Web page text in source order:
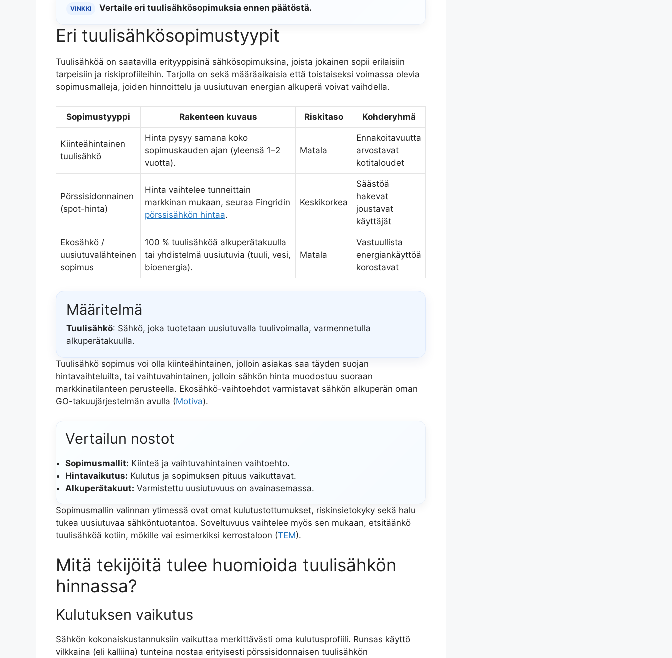
VINKKI Vertaile eri tuulisähkösopimuksia ennen päätöstä.
Eri tuulisähkösopimustyypit
Tuulisähköä on saatavilla erityyppisinä sähkösopimuksina, joista jokainen sopii erilaisiin
tarpeisiin ja riskiprofiileihin. Tarjolla on sekä määräaikaisia että toistaiseksi voimassa olevia
sopimusmalleja, joiden hinnoittelu ja uusiutuvan energian alkuperä voivat vaihdella.
Sopimustyyppi Rakenteen kuvaus Riskitaso Kohderyhmä
Kiinteähintainen
tuulisähkö
Hinta pysyy samana koko
sopimuskauden ajan (yleensä 1–2
vuotta).
Matala
Ennakoitavuutta
arvostavat
kotitaloudet
Pörssisidonnainen
(spot-hinta)
Hinta vaihtelee tunneittain
markkinan mukaan, seuraa Fingridin
pörssisähkön hintaa.
Keskikorkea
Säästöä
hakevat
joustavat
käyttäjät
Ekosähkö /
uusiutuvalähteinen
sopimus
100 % tuulisähköä alkuperätakuulla
tai yhdistelmä uusiutuvia (tuuli, vesi,
bioenergia).
Matala
Vastuullista
energiankäyttöä
korostavat
Määritelmä
Tuulisähkö: Sähkö, joka tuotetaan uusiutuvalla tuulivoimalla, varmennetulla
alkuperätakuulla.
Tuulisähkö sopimus voi olla kiinteähintainen, jolloin asiakas saa täyden suojan
hintavaihteluilta, tai vaihtuvahintainen, jolloin sähkön hinta muodostuu suoraan
markkinatilanteen perusteella. Ekosähkö-vaihtoehdot varmistavat sähkön alkuperän oman
GO-takuujärjestelmän avulla (Motiva).
Vertailun nostot
Sopimusmallit: Kiinteä ja vaihtuvahintainen vaihtoehto.
Hintavaikutus: Kulutus ja sopimuksen pituus vaikuttavat.
Alkuperätakuut: Varmistettu uusiutuvuus on avainasemassa.
Sopimusmallin valinnan ytimessä ovat omat kulutustottumukset, riskinsietokyky sekä halu
tukea uusiutuvaa sähköntuotantoa. Soveltuvuus vaihtelee myös sen mukaan, etsitäänkö
tuulisähköä kotiin, mökille vai esimerkiksi kerrostaloon (TEM).
Mitä tekijöitä tulee huomioida tuulisähkön
hinnassa?
Kulutuksen vaikutus
Sähkön kokonaiskustannuksiin vaikuttaa merkittävästi oma kulutusprofiili. Runsas käyttö
vilkkaina (eli kalliina) tunteina nostaa erityisesti pörssisidonnaisen tuulisähkön